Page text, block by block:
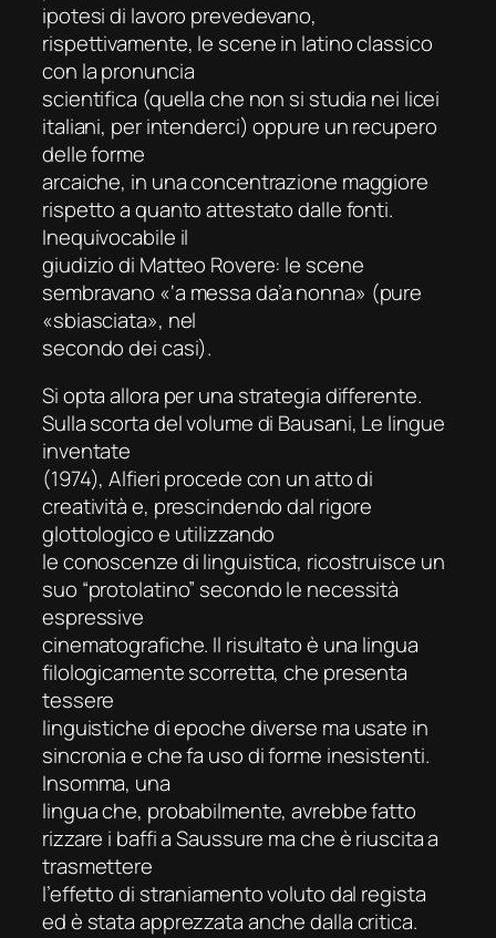
ipotesi di lavoro prevedevano,
rispettivamente, le scene in latino classico
con la pronuncia
scientifica (quella che non si studia nei licei
italiani, per intenderci) oppure un recupero
delle forme
arcaiche, in una concentrazione maggiore
rispetto a quanto attestato dalle fonti.
Inequivocabile il
giudizio di Matteo Rovere: le scene
sembravano «‘a messa da’a nonna» (pure
«sbiasciata», nel
secondo dei casi).
Si opta allora per una strategia differente.
Sulla scorta del volume di Bausani, Le lingue
inventate
(1974), Alfieri procede con un atto di
creatività e, prescindendo dal rigore
glottologico e utilizzando
le conoscenze di linguistica, ricostruisce un
suo “protolatino” secondo le necessità
espressive
cinematografiche. Il risultato è una lingua
filologicamente scorretta, che presenta
tessere
linguistiche di epoche diverse ma usate in
sincronia e che fa uso di forme inesistenti.
Insomma, una
lingua che, probabilmente, avrebbe fatto
rizzare i baffi a Saussure ma che è riuscita a
trasmettere
l’effetto di straniamento voluto dal regista
ed è stata apprezzata anche dalla critica.